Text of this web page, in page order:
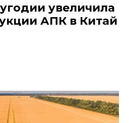
увеличила
АПК в Китай